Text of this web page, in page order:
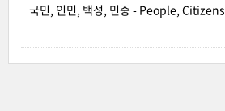
국민, 인민, 백성, 민중 - People, Citizens